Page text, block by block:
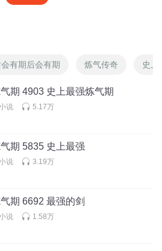
会有期后会有期 炼气传奇 史上
期 4903 史上最强炼气期
说 5.17万
期 5835 史上最强
说 3.19万
期 6692 最强的剑
说 1.58万